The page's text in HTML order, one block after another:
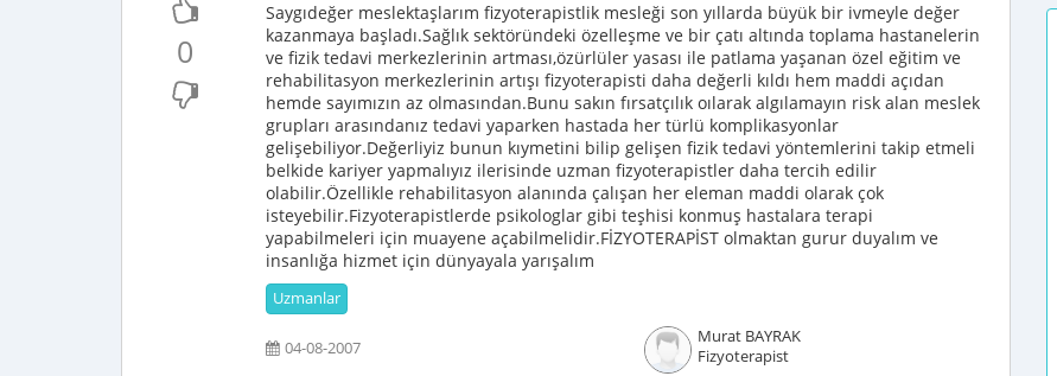
0
Saygıdeğer meslektaşlarım fizyoterapistlik mesleği son yıllarda büyük bir ivmeyle değer
kazanmaya başladı.Sağlık sektöründeki özelleşme ve bir çatı altında toplama hastanelerin
ve fizik tedavi merkezlerinin artması,özürlüler yasası ile patlama yaşanan özel eğitim ve
rehabilitasyon merkezlerinin artışı fizyoterapisti daha değerli kıldı hem maddi açıdan
hemde sayımızın az olmasından.Bunu sakın fırsatçılık oılarak algılamayın risk alan meslek
grupları arasındanız tedavi yaparken hastada her türlü komplikasyonlar
gelişebiliyor.Değerliyiz bunun kıymetini bilip gelişen fizik tedavi yöntemlerini takip etmeli
belkide kariyer yapmalıyız ilerisinde uzman fizyoterapistler daha tercih edilir
olabilir.Özellikle rehabilitasyon alanında çalışan her eleman maddi olarak çok
isteyebilir.Fizyoterapistlerde psikologlar gibi teşhisi konmuş hastalara terapi
yapabilmeleri için muayene açabilmelidir.FİZYOTERAPİST olmaktan gurur duyalım ve
insanlığa hizmet için dünyayala yarışalım
Uzmanlar
04-08-2007
Murat BAYRAK
Fizyoterapist